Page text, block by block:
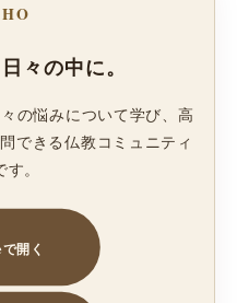
々の中に。
の悩みについて学び、高
できる仏教コミュニティ
。
開く